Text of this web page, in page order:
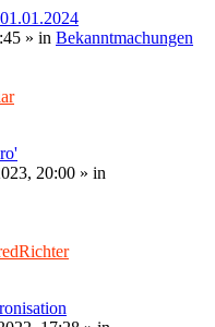
» in Bekanntmachungen
20:00 » in